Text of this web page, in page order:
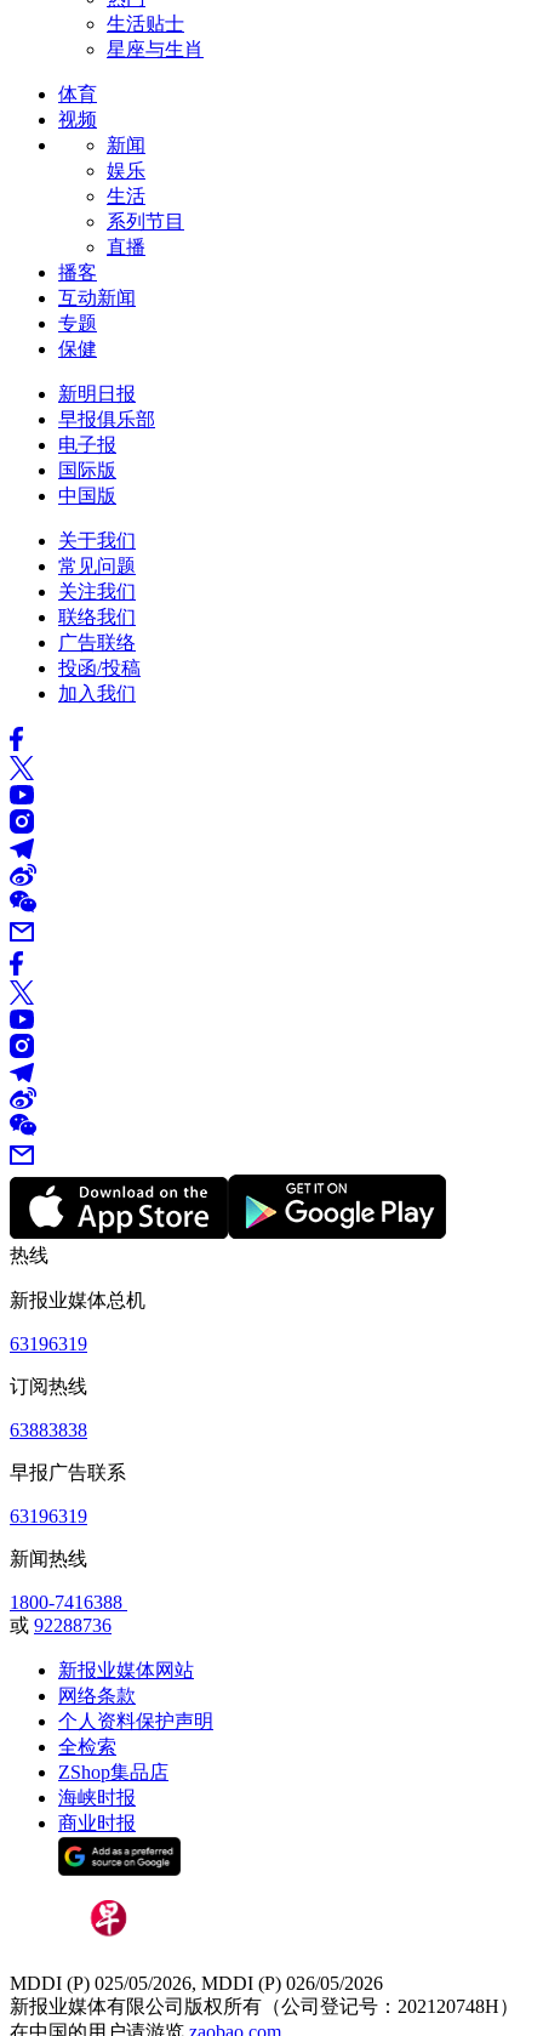
生活贴士
星座与生肖
体育
视频
新闻
娱乐
生活
系列节目
直播
播客
互动新闻
专题
保健
新明日报
早报俱乐部
电子报
国际版
中国版
关于我们
常见问题
关注我们
联络我们
广告联络
投函/投稿
加入我们
热线
新报业媒体总机
63196319
订阅热线
63883838
早报广告联系
63196319
新闻热线
1800-7416388
或 92288736
新报业媒体网站
网络条款
个人资料保护声明
全检索
ZShop集品店
海峡时报
商业时报
MDDI (P) 025/05/2026, MDDI (P) 026/05/2026
新报业媒体有限公司版权所有（公司登记号：202120748H）
在中国的用户请游览 zaobao.com